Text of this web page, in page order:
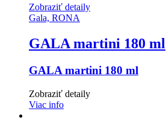
Zobraziť detaily
Gala, RONA
GALA martini 180 ml
GALA martini 180 ml
Zobraziť detaily
Viac info